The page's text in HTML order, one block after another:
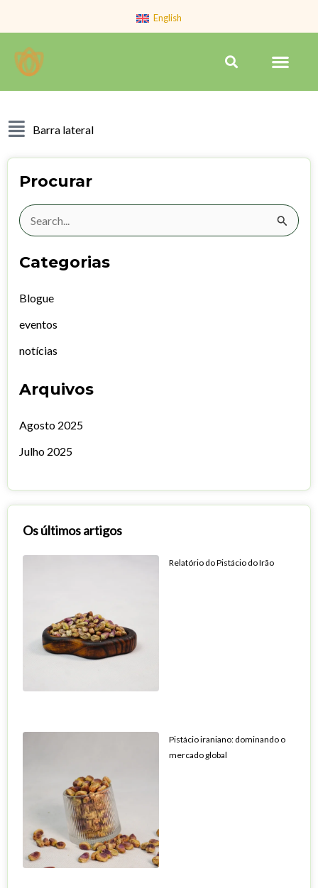
to
content
English
Search
Barra lateral
Procurar
Search
Categorias
Blogue
eventos
notícias
Arquivos
Agosto 2025
Julho 2025
Os últimos artigos
Relatório do Pistácio do Irão
Pistácio iraniano: dominando o
mercado global